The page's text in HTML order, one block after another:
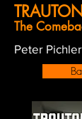
The
Peter